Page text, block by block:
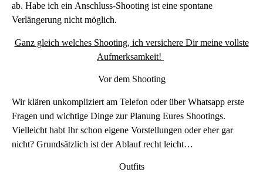
ab. Habe ich ein Anschluss-Shooting ist eine spontane
Verlängerung nicht möglich.
Ganz gleich welches Shooting, ich versichere Dir meine vollste
Aufmerksamkeit!
Vor dem Shooting
Wir klären unkompliziert am Telefon oder über Whatsapp erste
Fragen und wichtige Dinge zur Planung Eures Shootings.
Vielleicht habt Ihr schon eigene Vorstellungen oder eher gar
nicht? Grundsätzlich ist der Ablauf recht leicht…
Outfits